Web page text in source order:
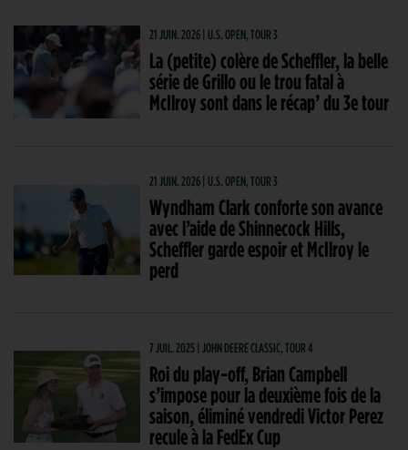
21 JUIN. 2026 | U.S. OPEN, TOUR 3
La (petite) colère de Scheffler, la belle
série de Grillo ou le trou fatal à
McIlroy sont dans le récap’ du 3e tour
21 JUIN. 2026 | U.S. OPEN, TOUR 3
Wyndham Clark conforte son avance
avec l’aide de Shinnecock Hills,
Scheffler garde espoir et McIlroy le
perd
7 JUIL. 2025 | JOHN DEERE CLASSIC, TOUR 4
Roi du play-off, Brian Campbell
s’impose pour la deuxième fois de la
saison, éliminé vendredi Victor Perez
recule à la FedEx Cup